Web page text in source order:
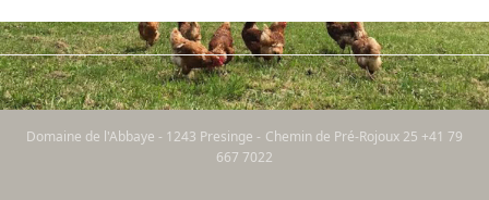
Domaine de l'Abbaye - 1243 Presinge - Chemin de Pré-Rojoux 25 +41 79
667 7022